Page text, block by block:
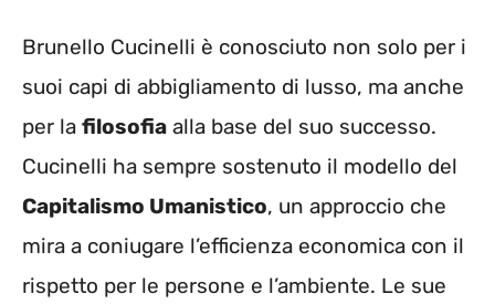
Brunello Cucinelli è conosciuto non solo per i
suoi capi di abbigliamento di lusso, ma anche
per la filosofia alla base del suo successo.
Cucinelli ha sempre sostenuto il modello del
Capitalismo Umanistico, un approccio che
mira a coniugare l’efficienza economica con il
rispetto per le persone e l’ambiente. Le sue